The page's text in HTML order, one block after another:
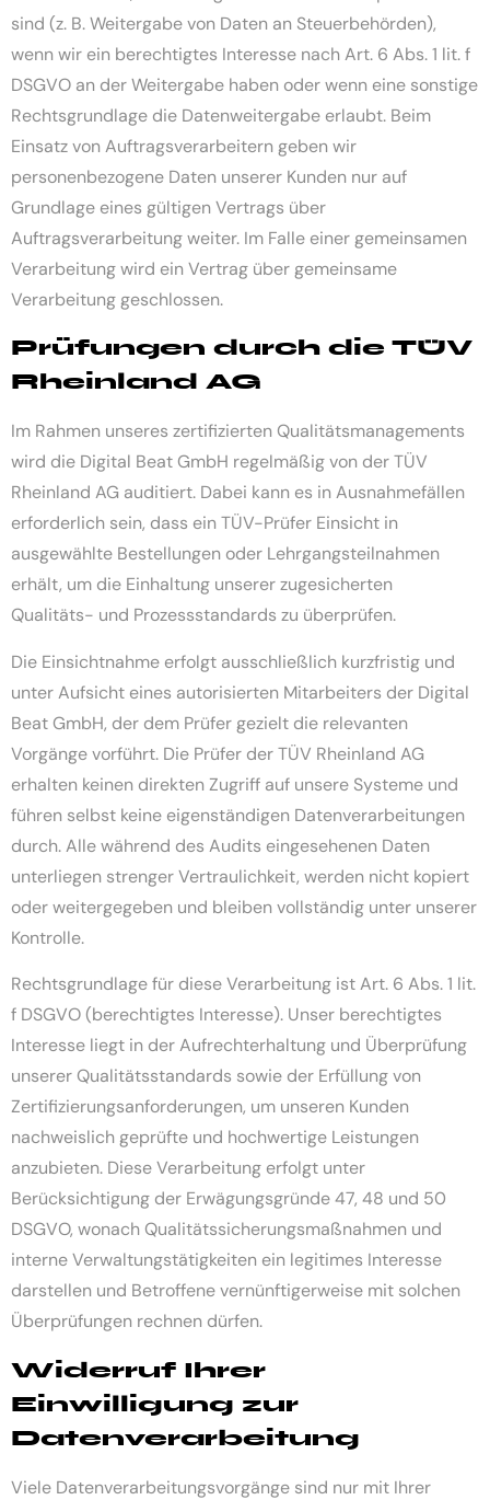
sind (z. B. Weitergabe von Daten an Steuerbehörden),
wenn wir ein berechtigtes Interesse nach Art. 6 Abs. 1 lit. f
DSGVO an der Weitergabe haben oder wenn eine sonstige
Rechtsgrundlage die Datenweitergabe erlaubt. Beim
Einsatz von Auftragsverarbeitern geben wir
personenbezogene Daten unserer Kunden nur auf
Grundlage eines gültigen Vertrags über
Auftragsverarbeitung weiter. Im Falle einer gemeinsamen
Verarbeitung wird ein Vertrag über gemeinsame
Verarbeitung geschlossen.
Prüfungen durch die TÜV
Rheinland AG
Im Rahmen unseres zertifizierten Qualitätsmanagements
wird die Digital Beat GmbH regelmäßig von der TÜV
Rheinland AG auditiert. Dabei kann es in Ausnahmefällen
erforderlich sein, dass ein TÜV-Prüfer Einsicht in
ausgewählte Bestellungen oder Lehrgangsteilnahmen
erhält, um die Einhaltung unserer zugesicherten
Qualitäts- und Prozessstandards zu überprüfen.
Die Einsichtnahme erfolgt ausschließlich kurzfristig und
unter Aufsicht eines autorisierten Mitarbeiters der Digital
Beat GmbH, der dem Prüfer gezielt die relevanten
Vorgänge vorführt. Die Prüfer der TÜV Rheinland AG
erhalten keinen direkten Zugriff auf unsere Systeme und
führen selbst keine eigenständigen Datenverarbeitungen
durch. Alle während des Audits eingesehenen Daten
unterliegen strenger Vertraulichkeit, werden nicht kopiert
oder weitergegeben und bleiben vollständig unter unserer
Kontrolle.
Rechtsgrundlage für diese Verarbeitung ist Art. 6 Abs. 1 lit.
f DSGVO (berechtigtes Interesse). Unser berechtigtes
Interesse liegt in der Aufrechterhaltung und Überprüfung
unserer Qualitätsstandards sowie der Erfüllung von
Zertifizierungsanforderungen, um unseren Kunden
nachweislich geprüfte und hochwertige Leistungen
anzubieten. Diese Verarbeitung erfolgt unter
Berücksichtigung der Erwägungsgründe 47, 48 und 50
DSGVO, wonach Qualitätssicherungsmaßnahmen und
interne Verwaltungstätigkeiten ein legitimes Interesse
darstellen und Betroffene vernünftigerweise mit solchen
Überprüfungen rechnen dürfen.
Widerruf Ihrer
Einwilligung zur
Datenverarbeitung
Viele Datenverarbeitungsvorgänge sind nur mit Ihrer